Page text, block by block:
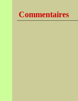
Commentaires